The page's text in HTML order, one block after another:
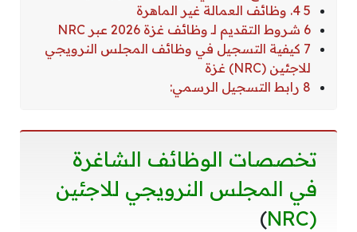
5 ​4. وظائف العمالة غير الماهرة
6 ​شروط التقديم لـ وظائف غزة 2026 عبر NRC
7 ​كيفية التسجيل في وظائف المجلس النرويجي
للاجئين (NRC) غزة
8 ​رابط التسجيل الرسمي:
​تخصصات الوظائف الشاغرة
في المجلس النرويجي للاجئين
(NRC
)